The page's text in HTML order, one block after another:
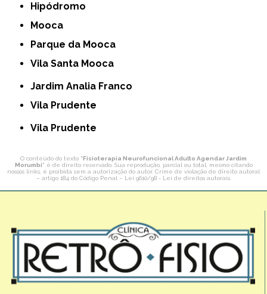
Hipódromo
Mooca
Parque da Mooca
Vila Santa Mooca
Jardim Analia Franco
Vila Prudente
Vila Prudente
O conteúdo do texto "Fisioterapia Neurofuncional Adulto Agendar Jardim
Morumbi" é de direito reservado. Sua reprodução, parcial ou total, mesmo citando
nossos links, é proibida sem a autorização do autor. Crime de violação de direito autoral
– artigo 184 do Código Penal – Lei 9610/98 - Lei de direitos autorais.